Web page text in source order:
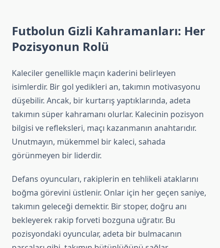
Futbolun Gizli Kahramanları: Her
Pozisyonun Rolü
Kaleciler genellikle maçın kaderini belirleyen
isimlerdir. Bir gol yedikleri an, takımın motivasyonu
düşebilir. Ancak, bir kurtarış yaptıklarında, adeta
takımın süper kahramanı olurlar. Kalecinin pozisyon
bilgisi ve refleksleri, maçı kazanmanın anahtarıdır.
Unutmayın, mükemmel bir kaleci, sahada
görünmeyen bir liderdir.
Defans oyuncuları, rakiplerin en tehlikeli ataklarını
boğma görevini üstlenir. Onlar için her geçen saniye,
takımın geleceği demektir. Bir stoper, doğru anı
bekleyerek rakip forveti bozguna uğratır. Bu
pozisyondaki oyuncular, adeta bir bulmacanın